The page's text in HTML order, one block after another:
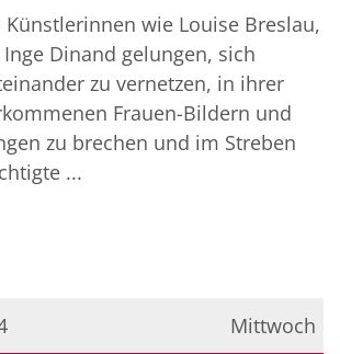
Künstlerinnen wie Louise Breslau,
Dinand gelungen, sich
zu vernetzen, in ihrer
Frauen-Bildern und
zu brechen und im Streben
...
Mittwoch